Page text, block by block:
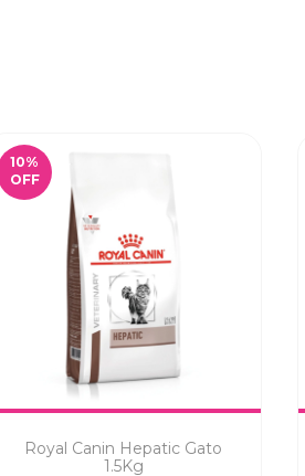
10%
OFF
Royal Canin Hepatic Gato
1.5Kg